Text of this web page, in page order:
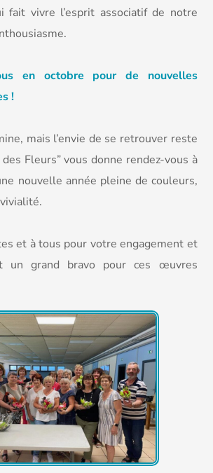
fait vivre l’esprit associatif de notre
en octobre pour de nouvelles
!
mais l’envie de se retrouver reste
Fleurs” vous donne rendez-vous à
nouvelle année pleine de couleurs,
et à tous pour votre engagement et
un grand bravo pour ces œuvres